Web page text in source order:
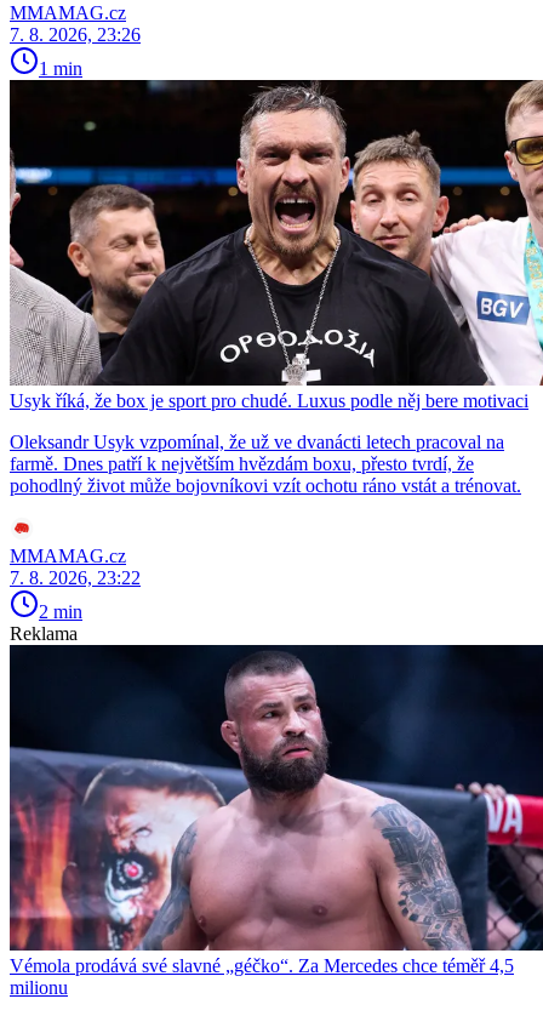
MMAMAG.cz
7. 8. 2026, 23:26
1 min
Usyk říká, že box je sport pro chudé. Luxus podle něj bere motivaci
Oleksandr Usyk vzpomínal, že už ve dvanácti letech pracoval na
farmě. Dnes patří k největším hvězdám boxu, přesto tvrdí, že
pohodlný život může bojovníkovi vzít ochotu ráno vstát a trénovat.
MMAMAG.cz
7. 8. 2026, 23:22
2 min
Reklama
Vémola prodává své slavné „géčko“. Za Mercedes chce téměř 4,5
milionu